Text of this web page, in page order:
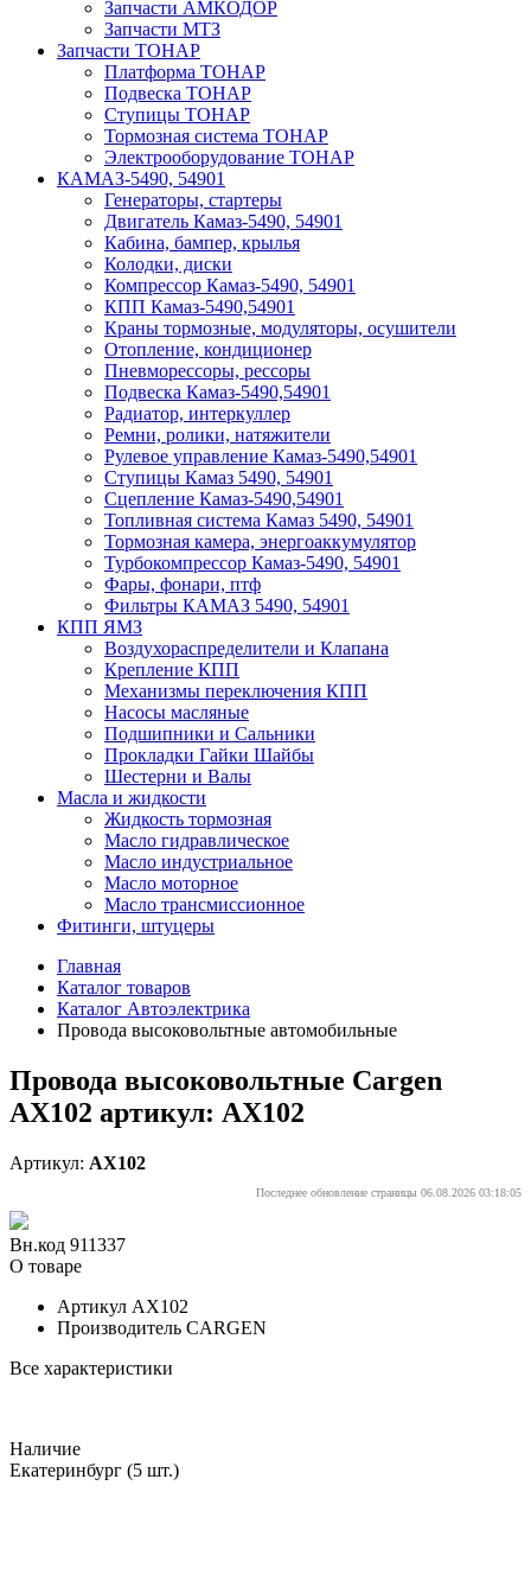
Запчасти АМКОДОР
Запчасти МТЗ
Запчасти ТОНАР
Платформа ТОНАР
Подвеска ТОНАР
Ступицы ТОНАР
Тормозная система ТОНАР
Электрооборудование ТОНАР
КАМАЗ-5490, 54901
Генераторы, стартеры
Двигатель Камаз-5490, 54901
Кабина, бампер, крылья
Колодки, диски
Компрессор Камаз-5490, 54901
КПП Камаз-5490,54901
Краны тормозные, модуляторы, осушители
Отопление, кондиционер
Пневморессоры, рессоры
Подвеска Камаз-5490,54901
Радиатор, интеркуллер
Ремни, ролики, натяжители
Рулевое управление Камаз-5490,54901
Ступицы Камаз 5490, 54901
Сцепление Камаз-5490,54901
Топливная система Камаз 5490, 54901
Тормозная камера, энергоаккумулятор
Турбокомпрессор Камаз-5490, 54901
Фары, фонари, птф
Фильтры КАМАЗ 5490, 54901
КПП ЯМЗ
Воздухораспределители и Клапана
Крепление КПП
Механизмы переключения КПП
Насосы масляные
Подшипники и Сальники
Прокладки Гайки Шайбы
Шестерни и Валы
Масла и жидкости
Жидкость тормозная
Масло гидравлическое
Масло индустриальное
Масло моторное
Масло трансмиссионное
Фитинги, штуцеры
Главная
Каталог товаров
Каталог Автоэлектрика
Провода высоковольтные автомобильные
Провода высоковольтные Cargen
AX102 артикул: AX102
Артикул: AX102
Последнее обновление страницы 06.08.2026 03:18:05
Вн.код 911337
О товаре
Артикул AX102
Производитель CARGEN
Все характеристики
Наличие
Екатеринбург (5 шт.)